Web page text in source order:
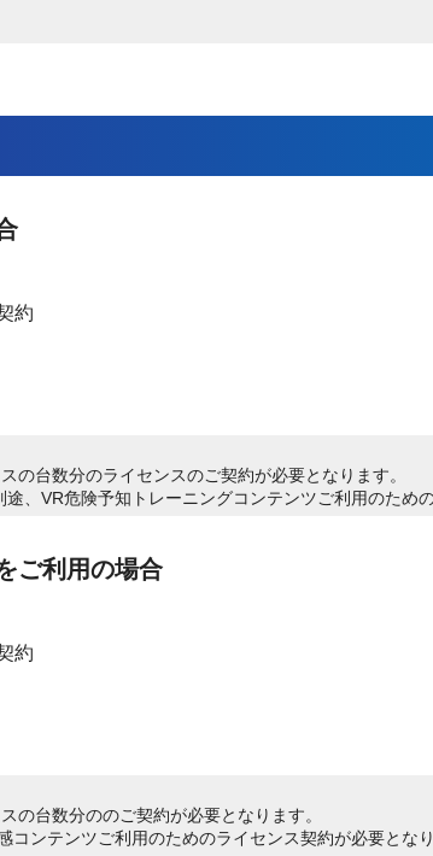
約
の台数分のライセンスのご契約が必要となります。
、VR危険予知トレーニングコンテンツご利用のため
ご利用の場合
約
の台数分ののご契約が必要となります。
コンテンツご利用のためのライセンス契約が必要とな